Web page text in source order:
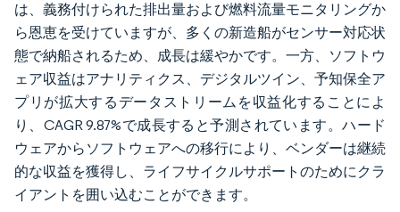
は、義務付けられた排出量および燃料流量モニタリングか
ら恩恵を受けていますが、多くの新造船がセンサー対応状
態で納船されるため、成長は緩やかです。一方、ソフトウ
ェア収益はアナリティクス、デジタルツイン、予知保全ア
プリが拡大するデータストリームを収益化することによ
り、CAGR 9.87%で成長すると予測されています。ハード
ウェアからソフトウェアへの移行により、ベンダーは継続
的な収益を獲得し、ライフサイクルサポートのためにクラ
イアントを囲い込むことができます。